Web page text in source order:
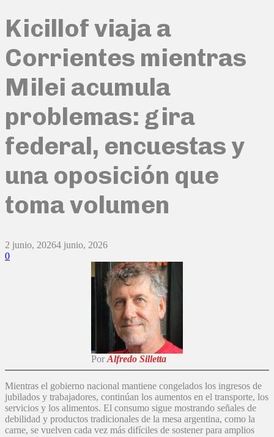
Kicillof viaja a
Corrientes mientras
Milei acumula
problemas: gira
federal, encuestas y
una oposición que
toma volumen
2 junio, 20264 junio, 2026
0
Por Alfredo Silletta
Mientras el gobierno nacional mantiene congelados los ingresos de
jubilados y trabajadores, continúan los aumentos en el transporte, los
servicios y los alimentos. El consumo sigue mostrando señales de
debilidad y productos tradicionales de la mesa argentina, como la
carne, se vuelven cada vez más difíciles de sostener para amplios